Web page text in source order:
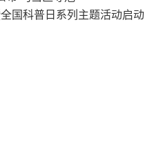
国科普日系列主题活动启动